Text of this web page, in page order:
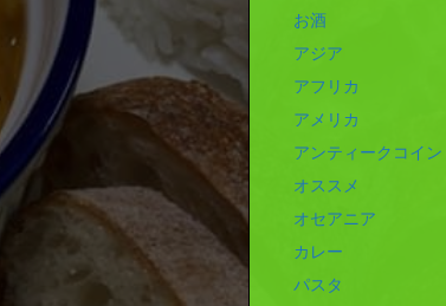
お酒
アジア
アフリカ
アメリカ
アンティークコイン
オススメ
オセアニア
カレー
パスタ